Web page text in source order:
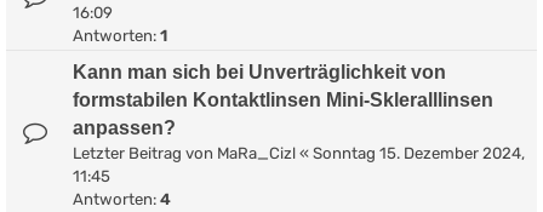
16:09
Antworten: 1
Kann man sich bei Unverträglichkeit von
formstabilen Kontaktlinsen Mini-Skleralllinsen
anpassen?
Letzter Beitrag von MaRa_Cizl « Sonntag 15. Dezember 2024,
11:45
Antworten: 4